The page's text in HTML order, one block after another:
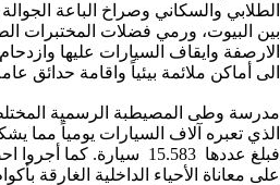
الطلابي والسكاني وصراخ الباعة
بين البيوت، ورمي فضلات المختبرات
الارصفة وايقاف السيارات عليها
الى أماكن ملائمة بيئياً واقامة حدائق
مدرسة وطى المصيطبة الرسمية
الذي تعبره آلاف السيارات يومياً مما
على معاناة الأحياء الداخلية الغارقة